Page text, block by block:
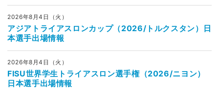
2026年8月4日（火）
アジアトライアスロンカップ（2026/トルクスタン）日
本選手出場情報
2026年8月4日（火）
FISU世界学生トライアスロン選手権（2026/ニヨン）
日本選手出場情報